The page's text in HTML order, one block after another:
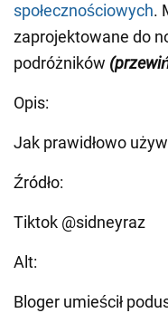
społecznościowych.
zaprojektowane do
podróżników
Opis:
Jak prawidłowo
Źródło:
Tiktok @sidneyraz
Alt:
Bloger umieścił